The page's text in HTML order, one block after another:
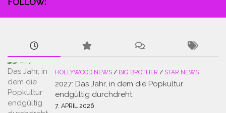
FOLLOW:
HOLLYWOOD NEWS / BIG BROTHER / STAR NEWS
2027: Das Jahr, in dem die Popkultur
endgültig durchdreht
7. APRIL 2026